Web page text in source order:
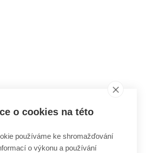
o cookies na této
používáme ke shromažďování
o výkonu a používání